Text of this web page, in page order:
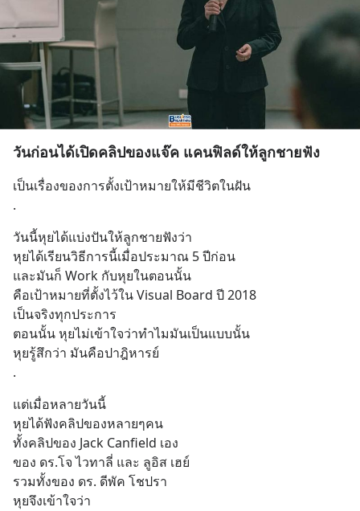
วันก่อนได้เปิดคลิปของแจ๊ค แคนฟิลด์ให้ลูกชายฟัง
เป็นเรื่องของการตั้งเป้าหมายให้มีชีวิตในฝัน
.
วันนี้หุยได้แบ่งปันให้ลูกชายฟังว่า
หุยได้เรียนวิธีการนี้เมื่อประมาณ 5 ปีก่อน
และมันก็ Work กับหุยในตอนนั้น
คือเป้าหมายที่ตั้งไว้ใน Visual Board ปี 2018
เป็นจริงทุกประการ
ตอนนั้น หุยไม่เข้าใจว่าทำไมมันเป็นแบบนั้น
หุยรู้สึกว่า มันคือปาฎิหารย์
.
แต่เมื่อหลายวันนี้
หุยได้ฟังคลิปของหลายๆคน
ทั้งคลิปของ Jack Canfield เอง
ของ ดร.โจ ไวทาลี่ และ ลูอิส เฮย์
รวมทั้งของ ดร. ดีพัค โชปรา
หุยจึงเข้าใจว่า